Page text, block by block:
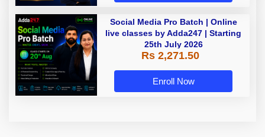
Social Media Pro Batch | Online
live classes by Adda247 | Starting
25th July 2026
Rs 2,271.50
Enroll Now